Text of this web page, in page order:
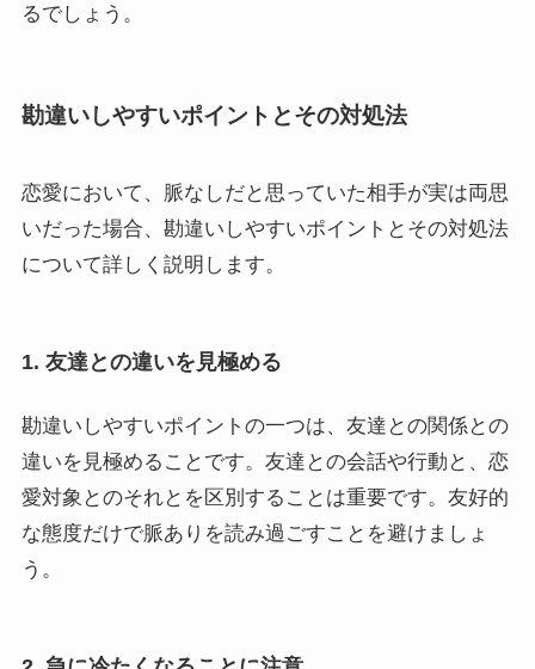
るでしょう。
勘違いしやすいポイントとその対処法
恋愛において、脈なしだと思っていた相手が実は両思
いだった場合、勘違いしやすいポイントとその対処法
について詳しく説明します。
1. 友達との違いを見極める
勘違いしやすいポイントの一つは、友達との関係との
違いを見極めることです。友達との会話や行動と、恋
愛対象とのそれとを区別することは重要です。友好的
な態度だけで脈ありを読み過ごすことを避けましょ
う。